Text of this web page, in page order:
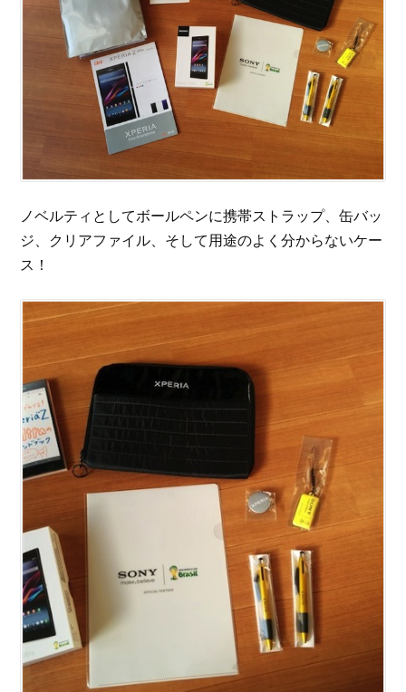
ノベルティとしてボールペンに携帯ストラップ、缶バッ
ジ、クリアファイル、そして用途のよく分からないケー
ス！